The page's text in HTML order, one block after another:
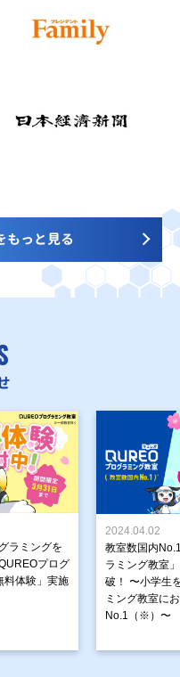
もっと見る
ラミングを
プログ
料体験」実施
2024.04.02
教室数国内
ラミング教室
破！ 〜小学生
ミング教室に
No.1（※）〜